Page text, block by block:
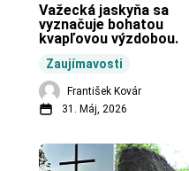
Zaujímavosti
Važecká jaskyňa sa
vyznačuje bohatou
kvapľovou výzdobou.
František Kovár
31. Máj, 2026